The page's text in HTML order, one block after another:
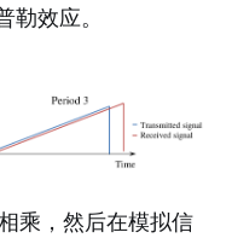
效应。
乘，然后在模拟信